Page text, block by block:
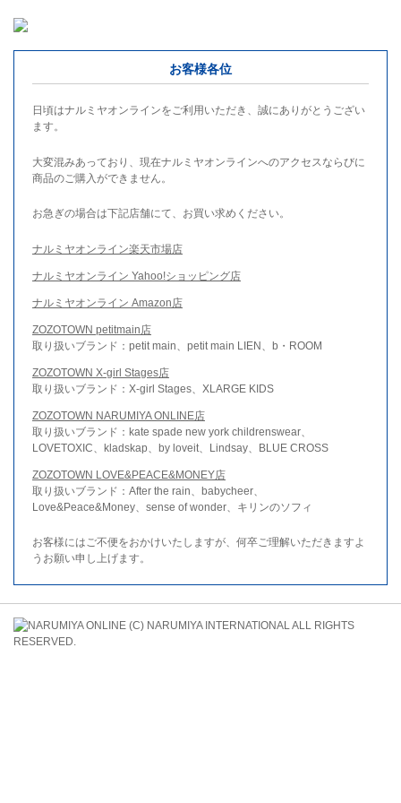
お客様各位
日頃はナルミヤオンラインをご利用いただき、誠にありがとうござい
ます。
大変混みあっており、現在ナルミヤオンラインへのアクセスならびに
商品のご購入ができません。
お急ぎの場合は下記店舗にて、お買い求めください。
ナルミヤオンライン楽天市場店
ナルミヤオンライン Yahoo!ショッピング店
ナルミヤオンライン Amazon店
ZOZOTOWN petitmain店
取り扱いブランド：petit main、petit main LIEN、b・ROOM
ZOZOTOWN X-girl Stages店
取り扱いブランド：X-girl Stages、XLARGE KIDS
ZOZOTOWN NARUMIYA ONLINE店
取り扱いブランド：kate spade new york childrenswear、
LOVETOXIC、kladskap、by loveit、Lindsay、BLUE CROSS
ZOZOTOWN LOVE&PEACE&MONEY店
取り扱いブランド：After the rain、babycheer、
Love&Peace&Money、sense of wonder、キリンのソフィ
お客様にはご不便をおかけいたしますが、何卒ご理解いただきますよ
うお願い申し上げます。